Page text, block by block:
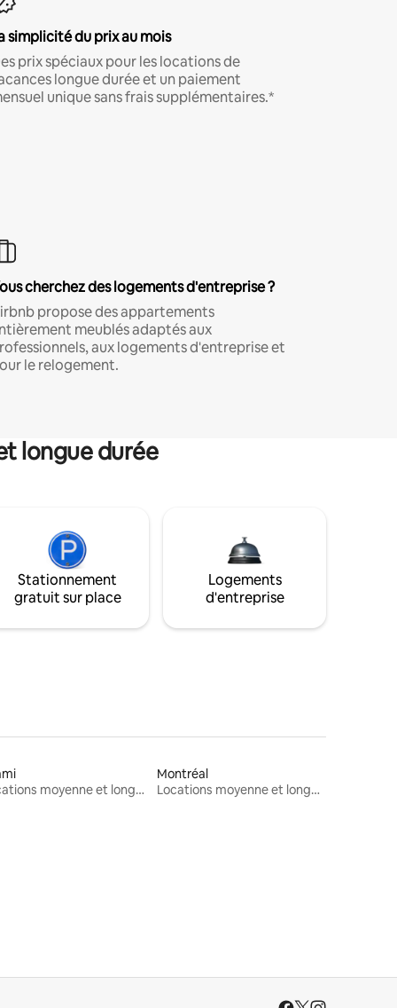
simplicité du prix au mois
prix spéciaux pour les locations de
longue durée et un paiement
unique sans frais supplémentaires.*
cherchez des logements d'entreprise ?
propose des appartements
meublés adaptés aux
aux logements d'entreprise et
le relogement.
longue durée
Stationnement
gratuit sur place
Logements
d'entreprise
Locations moyenne et longue durée
Montréal
Locations moyenne et longue durée